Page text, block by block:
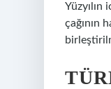
Yüzyılın
çağının